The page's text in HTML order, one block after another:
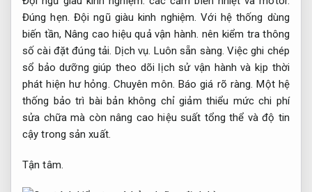
Đúng hẹn. Đội ngũ giàu kinh nghiệm. Với hệ thống dùng
biến tần, Nâng cao hiệu quả vận hành. nên kiểm tra thông
số cài đặt đúng tải. Dịch vụ. Luôn sẵn sàng. Việc ghi chép
sổ bảo dưỡng giúp theo dõi lịch sử vận hành và kịp thời
phát hiện hư hỏng. Chuyên môn. Báo giá rõ ràng. Một hệ
thống bảo trì bài bản không chỉ giảm thiểu mức chi phí
sửa chữa mà còn nâng cao hiệu suất tổng thể và độ tin
cậy trong sản xuất.
Tận tâm.